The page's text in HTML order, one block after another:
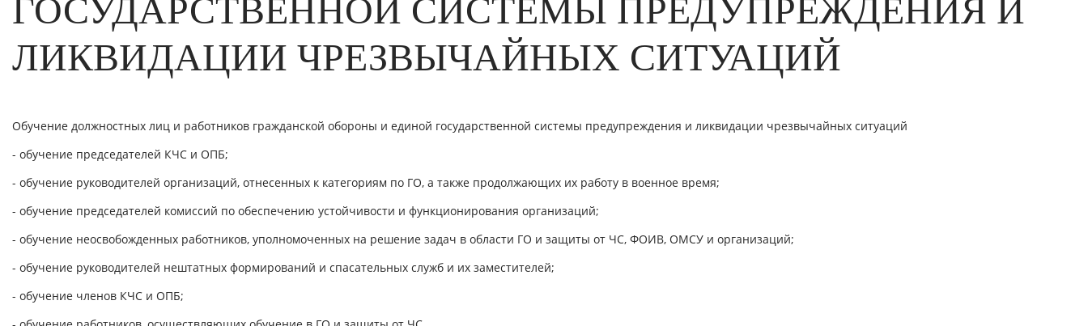
ГОСУДАРСТВЕННОЙ СИСТЕМЫ ПРЕДУПРЕЖДЕНИЯ И
ЛИКВИДАЦИИ ЧРЕЗВЫЧАЙНЫХ СИТУАЦИЙ
Обучение должностных лиц и работников гражданской обороны и единой государственной системы предупреждения и ликвидации чрезвычайных ситуаций
- обучение председателей КЧС и ОПБ;
- обучение руководителей организаций, отнесенных к категориям по ГО, а также продолжающих их работу в военное время;
- обучение председателей комиссий по обеспечению устойчивости и функционирования организаций;
- обучение неосвобожденных работников, уполномоченных на решение задач в области ГО и защиты от ЧС, ФОИВ, ОМСУ и организаций;
- обучение руководителей нештатных формирований и спасательных служб и их заместителей;
- обучение членов КЧС и ОПБ;